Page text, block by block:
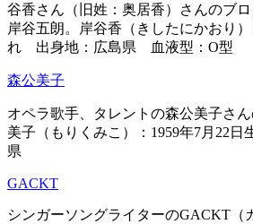
谷香さん（旧姓：奥居香）さんのブ
岸谷五朗。岸谷香（きしたにかおり）
れ 出身地：広島県 血液型：O型
森公美子
オペラ歌手、タレントの森公美子さ
美子（もりくみこ）：1959年7月22
県
GACKT
シンガーソングライターのGACKT（